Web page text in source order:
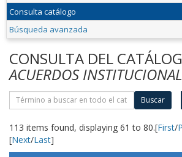
Consulta catálogo
Búsqueda avanzada
CONSULTA DEL
ACUERDOS
Buscar
113 items found, displaying 61 to 80.[First/
[Next/Last]